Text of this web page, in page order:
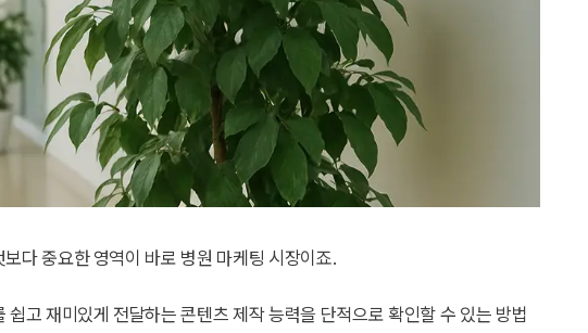
다 중요한 영역이 바로 병원 마케팅 시장이죠.
고 재미있게 전달하는 콘텐츠 제작 능력을 단적으로 확인할 수 있는 방법